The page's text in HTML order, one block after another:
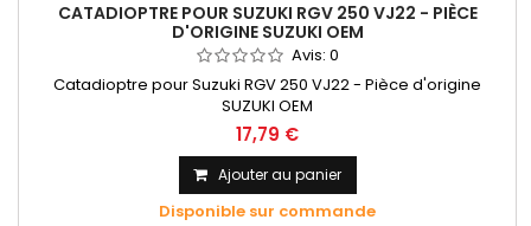
CATADIOPTRE POUR SUZUKI RGV 250 VJ22 - PIÈCE
D'ORIGINE SUZUKI OEM
Avis: 0
Catadioptre pour Suzuki RGV 250 VJ22 - Pièce d'origine
SUZUKI OEM
17,79 €
Ajouter au panier
Disponible sur commande